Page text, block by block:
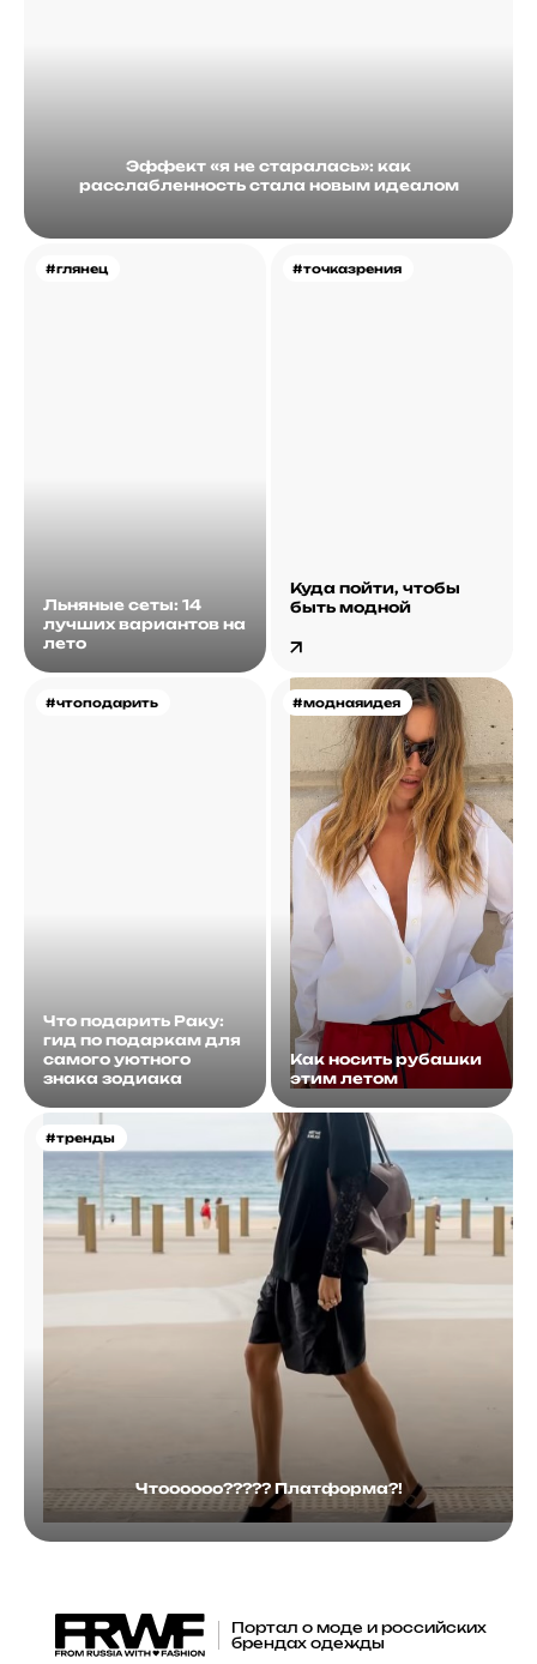
Эффект «я не старалась»: как
расслабленность стала новым идеалом
#глянец
Льняные сеты: 14
лучших вариантов на
лето
#точказрения
Куда пойти, чтобы
быть модной
#чтоподарить
Что подарить Раку:
гид по подаркам для
самого уютного
знака зодиака
#моднаяидея
Как носить рубашки
этим летом
#тренды
Чтоооооо????? Платформа?!
Портал о моде и российских
брендах одежды